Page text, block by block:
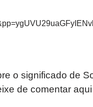
o significado de
de comentar